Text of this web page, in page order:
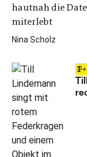
hautnah die
miterlebt
Nina Scholz